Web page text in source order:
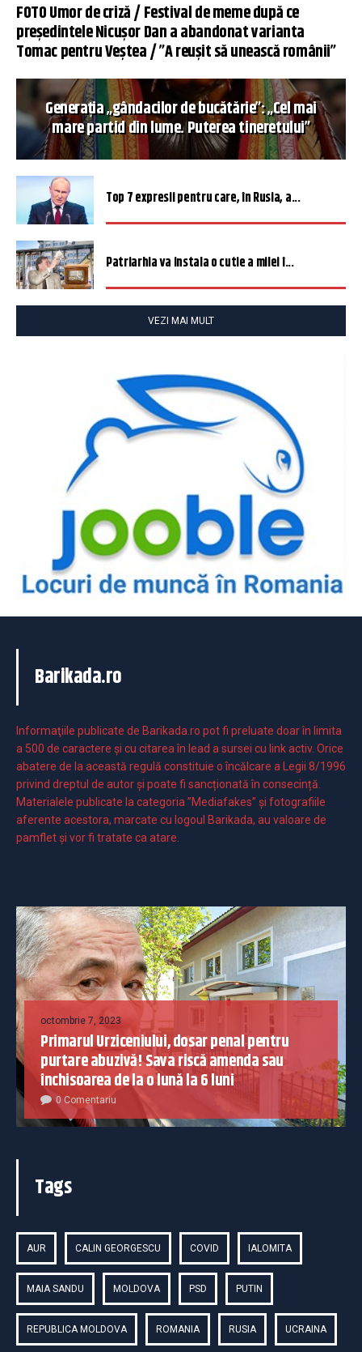
FOTO Umor de criză / Festival de meme după ce
președintele Nicușor Dan a abandonat varianta
Tomac pentru Veștea / ”A reușit să unească românii”
Generația „gândacilor de bucătărie”: „Cel mai
mare partid din lume. Puterea tineretului”
Top 7 expresii pentru care, în Rusia, a...
Patriarhia va instala o cutie a milei î...
VEZI MAI MULT
Barikada.ro
Informaţiile publicate de Barikada.ro pot fi preluate doar în limita
a 500 de caractere şi cu citarea în lead a sursei cu link activ. Orice
abatere de la această regulă constituie o încălcare a Legii 8/1996
privind dreptul de autor și poate fi sancționată în consecință.
Materialele publicate la categoria ”Mediafakes” și fotografiile
aferente acestora, marcate cu logoul Barikada, au valoare de
pamflet și vor fi tratate ca atare.
octombrie 7, 2023
Primarul Urziceniului, dosar penal pentru
purtare abuzivă! Sava riscă amenda sau
închisoarea de la o lună la 6 luni
0 Comentariu
Tags
AUR CALIN GEORGESCU COVID IALOMITA
MAIA SANDU MOLDOVA PSD PUTIN
REPUBLICA MOLDOVA ROMANIA RUSIA UCRAINA